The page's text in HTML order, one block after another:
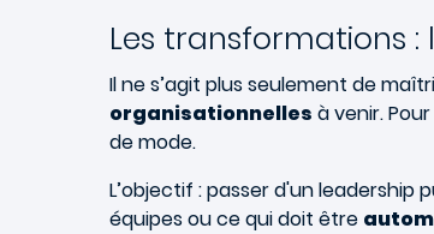
Les transformations
Il ne s’agit plus seulement de
organisationnelles à venir.
de mode.
L’objectif : passer d'un leadership
équipes ou ce qui doit être